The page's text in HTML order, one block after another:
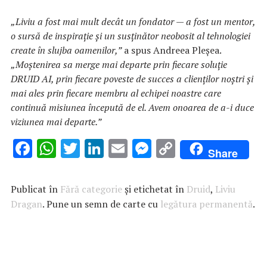
„Liviu a fost mai mult decât un fondator — a fost un mentor,
o sursă de inspirație și un susținător neobosit al tehnologiei
create în slujba oamenilor,”a spus Andreea Pleşea.
„Moștenirea sa merge mai departe prin fiecare soluție
DRUID AI, prin fiecare poveste de succes a clienților noștri și
mai ales prin fiecare membru al echipei noastre care
continuă misiunea începută de el. Avem onoarea de a-i duce
viziunea mai departe.”
F
e
b
W
at
s
T
it
te
Li
k
e
E
ai
l
M
se
n
C
o
p
y
Share
Publicat în Fără categorieși etichetat în Druid, Liviu
Dragan. Pune un semn de carte cu legătura permanentă.